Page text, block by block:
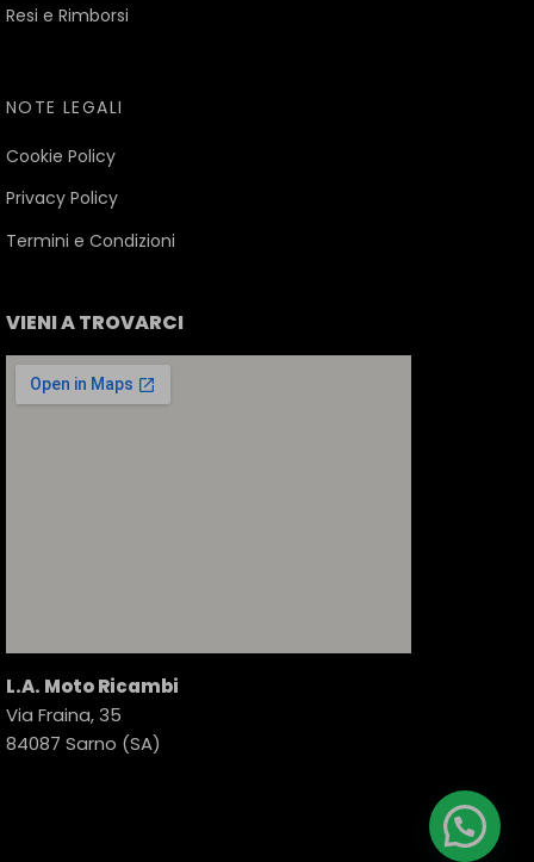
Resi e Rimborsi
NOTE LEGALI
Cookie Policy
Privacy Policy
Termini e Condizioni
VIENI A TROVARCI
L.A. Moto Ricambi
Via Fraina, 35
84087 Sarno (SA)